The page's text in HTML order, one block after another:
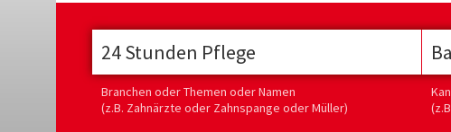
Branchen oder Themen oder Namen
(z.B. Zahnärzte oder Zahnspange oder Müller)